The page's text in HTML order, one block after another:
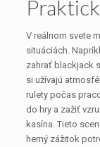
V reálnom svete
situáciách.
zahrať blackjack
si užívajú
rulety počas
do hry a zažiť
kasína. Tieto
herný zážitok